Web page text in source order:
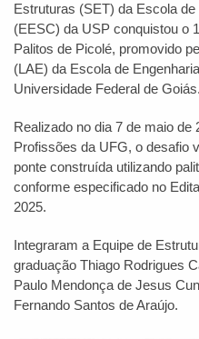
Estruturas (SET) da Escola
(EESC) da USP conquistou o
Palitos de Picolé, promovido
(LAE) da Escola de
Universidade Federal de Goiás.
Realizado no dia 7 de maio de
Profissões da UFG, o desafio
ponte construída utilizando
conforme especificado no
2025.
Integraram a Equipe de
graduação Thiago Rodrigues
Paulo Mendonça de Jesus
Fernando Santos de Araújo.